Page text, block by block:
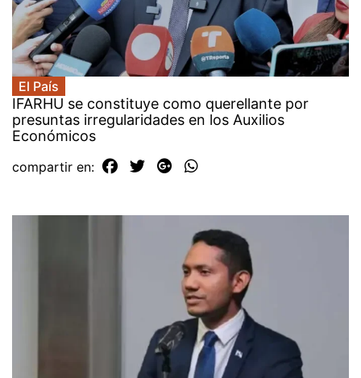
El País
IFARHU se constituye como querellante por
presuntas irregularidades en los Auxilios
Económicos
compartir en: